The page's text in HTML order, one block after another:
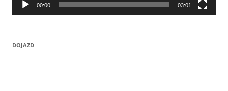
00:00 03:01
DOJAZD